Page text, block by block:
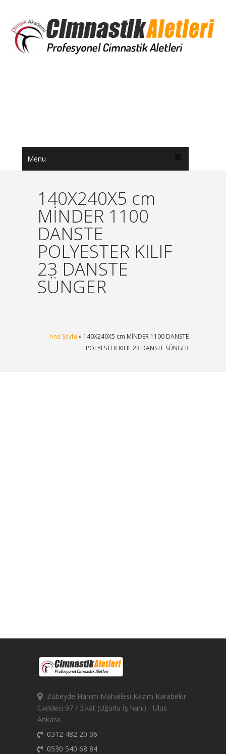
Menu
140X240X5 cm
MİNDER 1100
DANSTE
POLYESTER KILIF
23 DANSTE
SÜNGER
Ana Sayfa » 140X240X5 cm MİNDER 1100 DANSTE
POLYESTER KILIF 23 DANSTE SÜNGER
Zübeyde Hanım Mahallesi Kazım Karabekir
Caddesi 97 / 3.kat (Uğurlu İş hanı) - Ulus
Ankara
0312 482 20 06
0530 540 68 84